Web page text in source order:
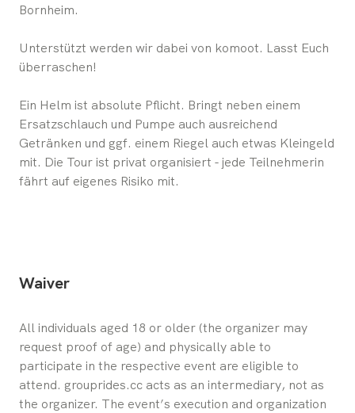
Bornheim.
Unterstützt werden wir dabei von komoot. Lasst Euch
überraschen!
Ein Helm ist absolute Pflicht. Bringt neben einem
Ersatzschlauch und Pumpe auch ausreichend
Getränken und ggf. einem Riegel auch etwas Kleingeld
mit. Die Tour ist privat organisiert - jede Teilnehmerin
fährt auf eigenes Risiko mit.
Waiver
All individuals aged 18 or older (the organizer may
request proof of age) and physically able to
participate in the respective event are eligible to
attend. grouprides.cc acts as an intermediary, not as
the organizer. The event’s execution and organization